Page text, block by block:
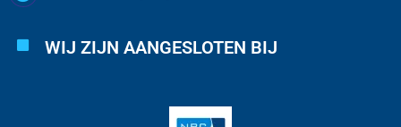
WIJ ZIJN AANGESLOTEN BIJ